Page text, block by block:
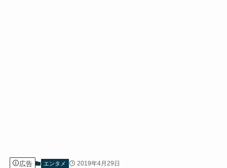
広告 エンタメ 2019年4月29日